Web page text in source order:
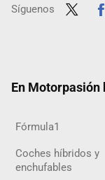
Síguenos
En Motorpasión
Fórmula1
Coches híbridos y
enchufables